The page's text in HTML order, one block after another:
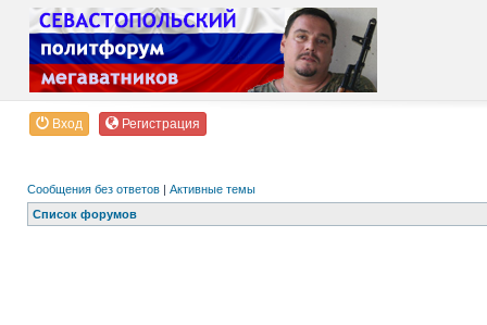
Вход Регистрация
Сообщения без ответов | Активные темы
Список форумов